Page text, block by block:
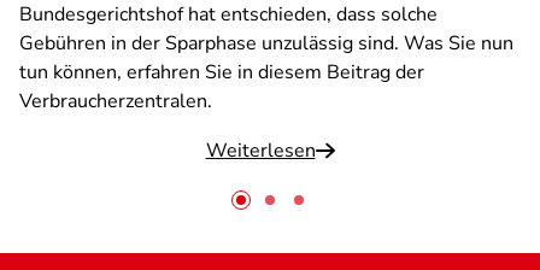
Bundesgerichtshof hat entschieden, dass solche
Gebühren in der Sparphase unzulässig sind. Was Sie nun
tun können, erfahren Sie in diesem Beitrag der
Verbraucherzentralen.
Weiterlesen